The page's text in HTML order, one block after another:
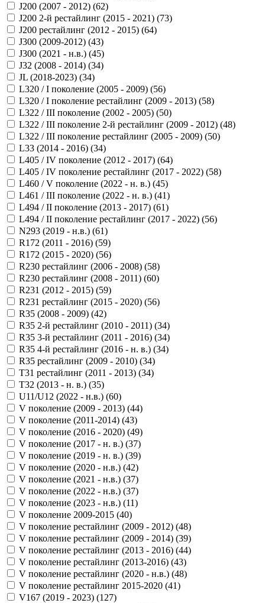
J200 (2007 - 2012) (62)
J200 2-й рестайлинг (2015 - 2021) (73)
J200 рестайлинг (2012 - 2015) (64)
J300 (2009-2012) (43)
J300 (2021 - н.в.) (45)
J32 (2008 - 2014) (34)
JL (2018-2023) (34)
L320 / I поколение (2005 - 2009) (56)
L320 / I поколение рестайлинг (2009 - 2013) (58)
L322 / III поколение (2002 - 2005) (50)
L322 / III поколение 2-й рестайлинг (2009 - 2012) (48)
L322 / III поколение рестайлинг (2005 - 2009) (50)
L33 (2014 - 2016) (34)
L405 / IV поколение (2012 - 2017) (64)
L405 / IV поколение рестайлинг (2017 - 2022) (58)
L460 / V поколение (2022 - н. в.) (45)
L461 / III поколение (2022 - н. в.) (41)
L494 / II поколение (2013 - 2017) (61)
L494 / II поколение рестайлинг (2017 - 2022) (56)
N293 (2019 - н.в.) (61)
R172 (2011 - 2016) (59)
R172 (2015 - 2020) (56)
R230 рестайлинг (2006 - 2008) (58)
R230 рестайлинг (2008 - 2011) (60)
R231 (2012 - 2015) (59)
R231 рестайлинг (2015 - 2020) (56)
R35 (2008 - 2009) (42)
R35 2-й рестайлинг (2010 - 2011) (34)
R35 3-й рестайлинг (2011 - 2016) (34)
R35 4-й рестайлинг (2016 - н. в.) (34)
R35 рестайлинг (2009 - 2010) (34)
T31 рестайлинг (2011 - 2013) (34)
T32 (2013 - н. в.) (35)
U11/U12 (2022 - н.в.) (60)
V поколение (2009 - 2013) (44)
V поколение (2011-2014) (43)
V поколение (2016 - 2020) (49)
V поколение (2017 - н. в.) (37)
V поколение (2019 - н. в.) (39)
V поколение (2020 - н.в.) (42)
V поколение (2021 - н.в.) (37)
V поколение (2022 - н.в.) (37)
V поколение (2023 - н.в.) (11)
V поколение 2009-2015 (40)
V поколение рестайлинг (2009 - 2012) (48)
V поколение рестайлинг (2009 - 2014) (39)
V поколение рестайлинг (2013 - 2016) (44)
V поколение рестайлинг (2013-2016) (43)
V поколение рестайлинг (2020 - н.в.) (48)
V поколение рестайлинг 2015-2020 (41)
V167 (2019 - 2023) (127)